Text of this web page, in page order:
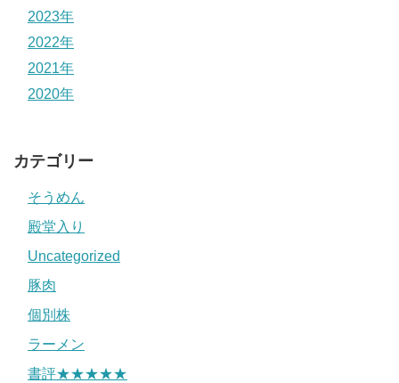
2023年
2022年
2021年
2020年
カテゴリー
そうめん
殿堂入り
Uncategorized
豚肉
個別株
ラーメン
書評★★★★★